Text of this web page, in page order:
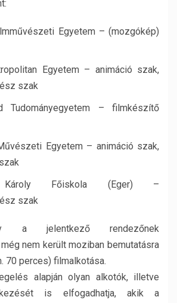
Egyetem – (mozgókép)
Egyetem – animáció szak,
szak
Tudományegyetem – filmkészítő
Egyetem – animáció szak,
Károly Főiskola (Eger) –
szak
a jelentkező rendezőnek
nem került moziban bemutatásra
70 perces) filmalkotása.
alapján olyan alkotók, illetve
is elfogadhatja, akik a